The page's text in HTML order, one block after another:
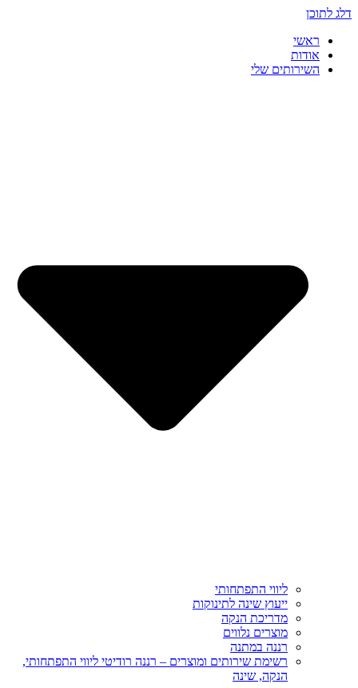
דלג לתוכן
ראשי
אודות
השירותים שלי
ליווי התפתחותי
ייעוץ שינה לתינוקות
מדריכת הנקה
מוצרים נלווים
רננה במתנה
רשימת שירותים ומוצרים – רננה רודיטי ליווי התפתחותי,
הנקה, שינה